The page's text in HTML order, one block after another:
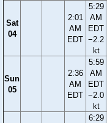
Sat
04
2:01
AM
EDT
5:29
AM
EDT
−2.2
kt
Sun
05
2:36
AM
EDT
5:59
AM
EDT
−2.0
kt
6:29